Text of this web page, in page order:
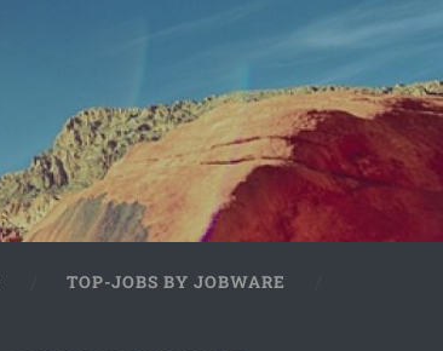
TOP-JOBS BY JOBWARE